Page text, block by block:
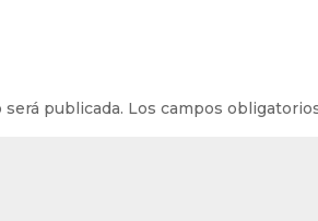
publicada. Los campos